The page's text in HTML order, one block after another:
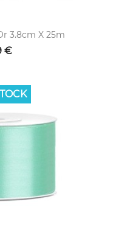
3.8cm X 25m
€